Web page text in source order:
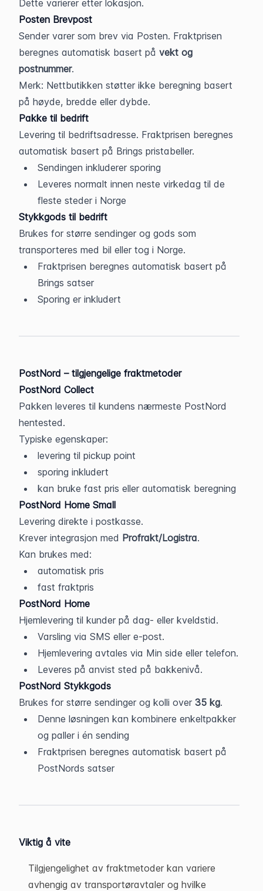
Dette varierer etter lokasjon.
Posten Brevpost
Sender varer som brev via Posten. Fraktprisen
beregnes automatisk basert på vekt og
postnummer.
Merk: Nettbutikken støtter ikke beregning basert
på høyde, bredde eller dybde.
Pakke til bedrift
Levering til bedriftsadresse. Fraktprisen beregnes
automatisk basert på Brings pristabeller.
Sendingen inkluderer sporing
Leveres normalt innen neste virkedag til de
fleste steder i Norge
Stykkgods til bedrift
Brukes for større sendinger og gods som
transporteres med bil eller tog i Norge.
Fraktprisen beregnes automatisk basert på
Brings satser
Sporing er inkludert
PostNord – tilgjengelige fraktmetoder
PostNord Collect
Pakken leveres til kundens nærmeste PostNord
hentested.
Typiske egenskaper:
levering til pickup point
sporing inkludert
kan bruke fast pris eller automatisk beregning
PostNord Home Small
Levering direkte i postkasse.
Krever integrasjon med Profrakt/Logistra.
Kan brukes med:
automatisk pris
fast fraktpris
PostNord Home
Hjemlevering til kunder på dag- eller kveldstid.
Varsling via SMS eller e-post.
Hjemlevering avtales via Min side eller telefon.
Leveres på anvist sted på bakkenivå.
PostNord Stykkgods
Brukes for større sendinger og kolli over 35 kg.
Denne løsningen kan kombinere enkeltpakker
og paller i én sending
Fraktprisen beregnes automatisk basert på
PostNords satser
Viktig å vite
Tilgjengelighet av fraktmetoder kan variere
avhengig av transportøravtaler og hvilke